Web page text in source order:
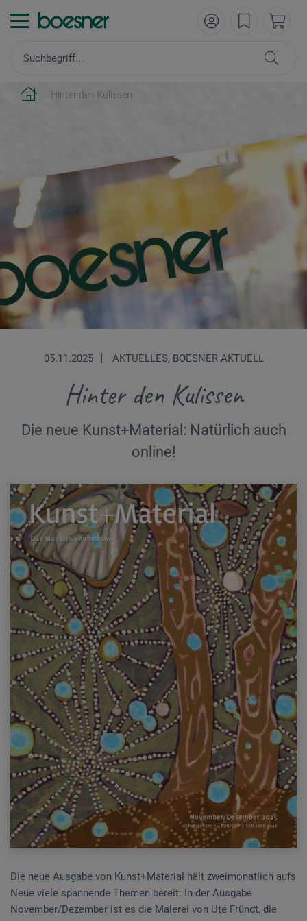
Hinter den Kulissen
05.11.2025 | AKTUELLES, BOESNER AKTUELL
Hinter den Kulissen
Die neue Kunst+Material: Natürlich auch
online!
Die neue Ausgabe von Kunst+Material hält zweimonatlich aufs
Neue viele spannende Themen bereit: In der Ausgabe
November/Dezember ist es die Malerei von Ute Fründt, die